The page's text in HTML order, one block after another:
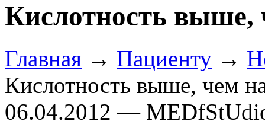
Кислотность выше,
Главная → Пациенту →
Кислотность выше, чем
06.04.2012 —